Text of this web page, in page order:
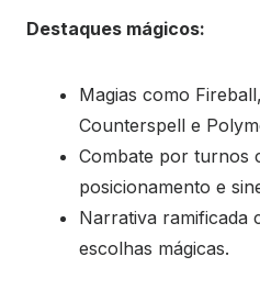
Destaques mágicos:
Magias como
Counterspell e
Combate por turnos
posicionamento e
Narrativa ramificada
escolhas mágicas.